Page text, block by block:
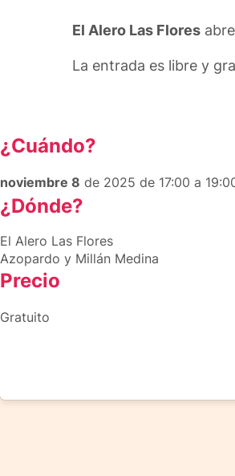
El Alero Las Flores
La entrada es libre y
¿Cuándo?
noviembre 8 de 2025 de 17:00 a
¿Dónde?
El Alero Las Flores
Azopardo y Millán Medina
Precio
Gratuito